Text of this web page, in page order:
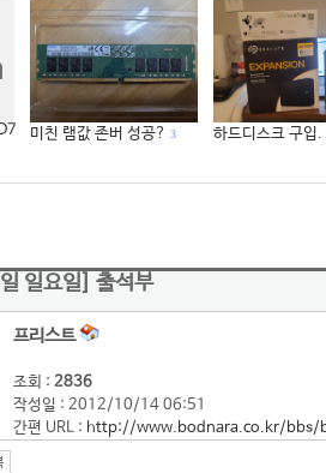
미친 램값 존버 성공? 3 하드디스크 구입.
일요일] 출석부
프리스트
조회 : 2836
작성일 : 2012/10/14 06:51
간편 URL : http://www.bodnara.co.kr/bbs/